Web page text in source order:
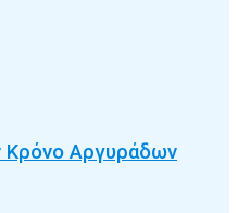
Κρόνο Αργυράδων